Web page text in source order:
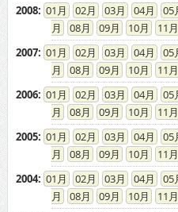
2008: 01 02 03 04 05
08
09 10 11
2007: 01 02 03 04 05
08
09 10 11
2006: 01 02 03 04 05
08
09 10 11
2005: 01 02 03 04 05
08
09 10 11
2004: 01 02 03 04 05
08
09 10 11